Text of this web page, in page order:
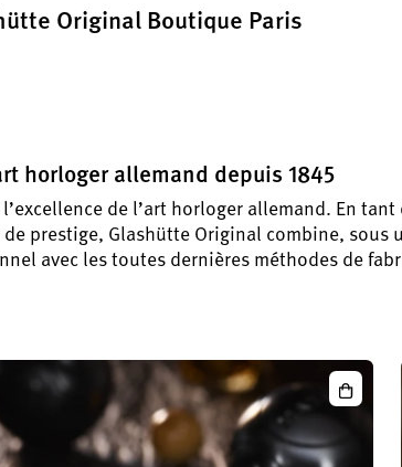
Original Boutique Paris
horloger allemand depuis 1845
de l’art horloger allemand. En
prestige, Glashütte Original combine, sous
avec les toutes dernières méthodes de